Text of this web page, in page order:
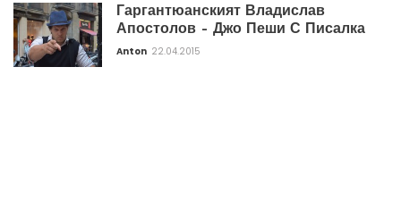
Гаргантюанският Владислав
Апостолов – Джо Пеши С Писалка
Anton 22.04.2015